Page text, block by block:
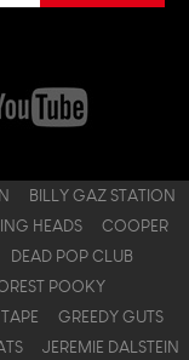
BILLY GAZ STATION
HEADS
COOPER
DEAD POP CLUB
POOKY
GREEDY GUTS
JEREMIE DALSTEIN